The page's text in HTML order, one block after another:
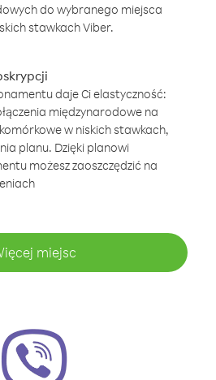
do wybranego miejsca
stawkach Viber.
daje Ci elastyczność:
międzynarodowe na
w niskich stawkach,
planu. Dzięki planowi
możesz zaoszczędzić na
miejsc